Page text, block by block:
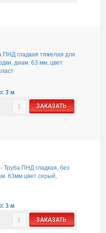
ПНД гладкая тяжелая для
диам. 63 мм, цвет
3 м
ЗАКАЗАТЬ
-Труба ПНД гладкая, без
63мм цвет серый,
3 м
ЗАКАЗАТЬ